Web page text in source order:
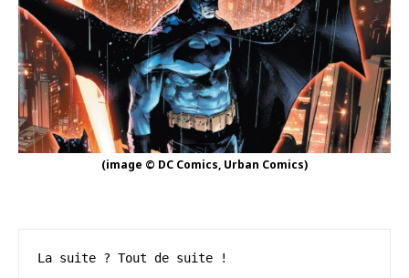
(image © DC Comics, Urban Comics)
La suite ? Tout de suite !